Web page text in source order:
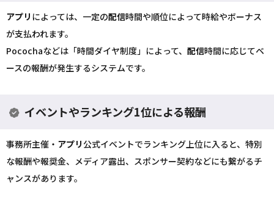
アプリ によっては、一定の配信時間や順位によって時給やボーナス
が支払われます。
Pocochaなどは「時間ダイヤ制度」によって、 配信時間に応じてベ
ースの報酬が発生するシステムです。
イベントやランキング1位による報酬
事務所主催・ アプリ 公式イベントでランキング上位に入ると、特別
な報酬や報奨金、メディア露出、スポンサー契約などにも繋がるチ
ャンスがあります。